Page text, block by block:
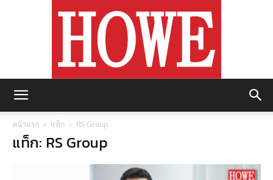
หน้าแรก แท็ก RS Group
แท็ก: RS Group